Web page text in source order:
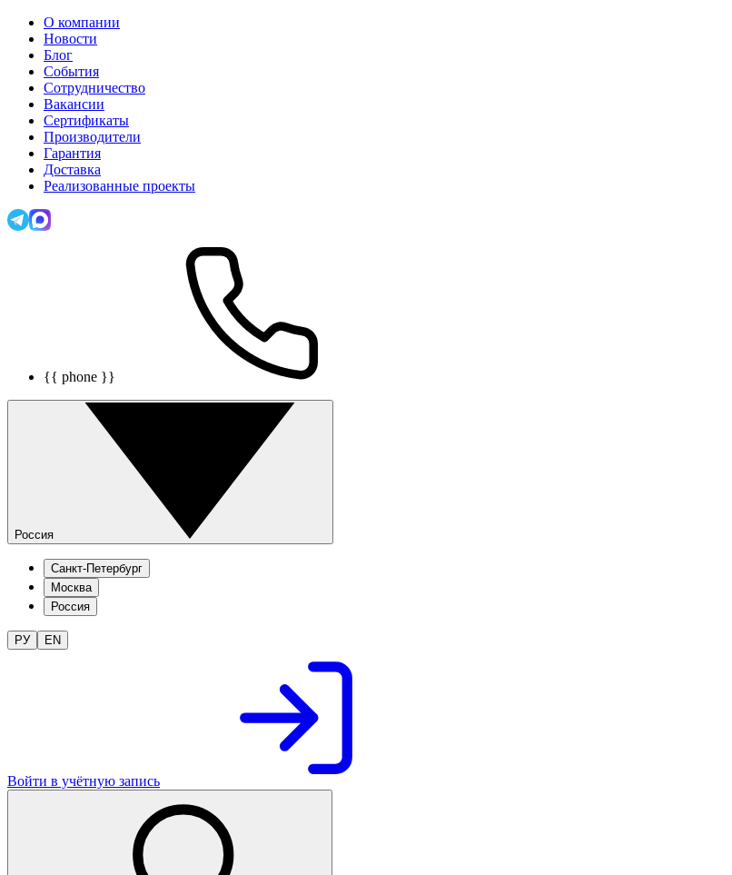
О компании
Новости
Блог
События
Сотрудничество
Вакансии
Сертификаты
Производители
Гарантия
Доставка
Реализованные проекты
{{ phone }}
Россия
Санкт-Петербург
Москва
Россия
РУ EN
Войти в учётную запись